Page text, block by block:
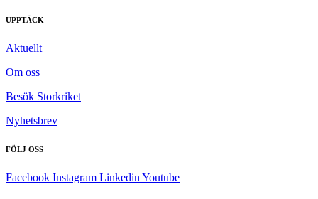
UPPTÄCK
Aktuellt
Om oss
Besök Storkriket
Nyhetsbrev
FÖLJ OSS
Facebook Instagram Linkedin Youtube